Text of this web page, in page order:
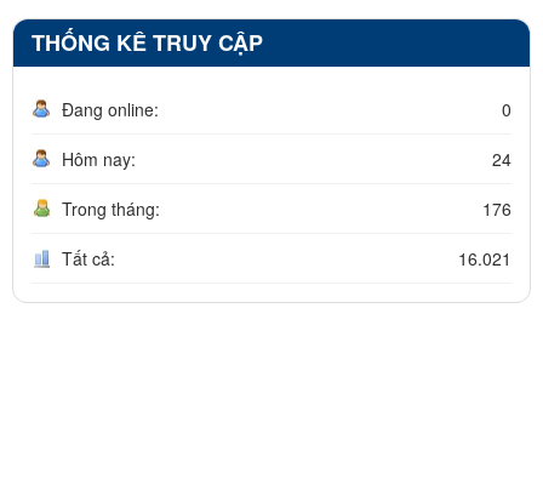
THỐNG KÊ TRUY CẬP
Đang online: 0
Hôm nay: 24
Trong tháng: 176
Tất cả: 16.021